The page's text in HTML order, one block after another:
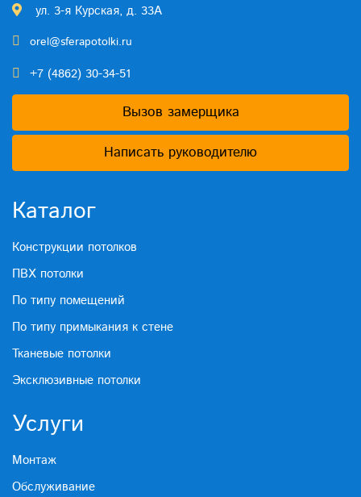
ул. 3-я Курская, д. 33А
orel@sferapotolki.ru
+7 (4862) 30-34-51
Вызов замерщика
Написать руководителю
Каталог
Конструкции потолков
ПВХ потолки
По типу помещений
По типу примыкания к стене
Тканевые потолки
Эксклюзивные потолки
Услуги
Монтаж
Обслуживание